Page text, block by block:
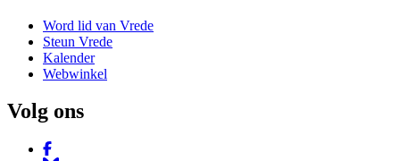
Word lid van Vrede
Steun Vrede
Kalender
Webwinkel
Volg ons